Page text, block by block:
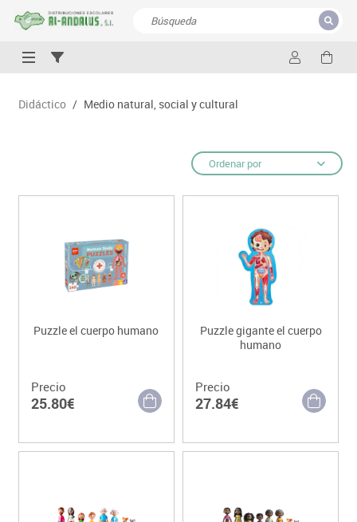
CERRAR
Didáctico / Medio natural, social y cultural
Ordenar por
Puzzle el cuerpo humano
Precio
25.80€
Puzzle gigante el cuerpo
humano
Precio
27.84€